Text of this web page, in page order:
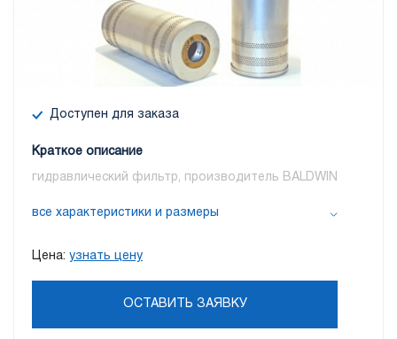
Доступен для заказа
Краткое описание
гидравлический фильтр, производитель BALDWIN
все характеристики и размеры
Цена: узнать цену
ОСТАВИТЬ ЗАЯВКУ